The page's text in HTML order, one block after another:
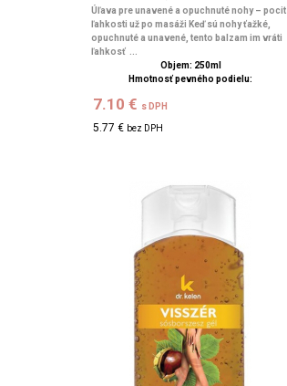
Úľava pre unavené a opuchnuté nohy – pocit
ľahkosti už po masáži Keď sú nohy ťažké,
opuchnuté a unavené, tento balzam im vráti
ľahkosť ...
Objem: 250ml
Hmotnosť pevného podielu:
7.10 € s DPH
5.77 € bez DPH